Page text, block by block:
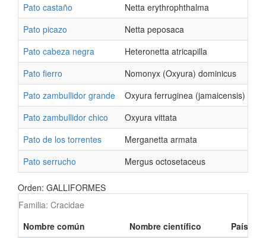
Pato castaño
Netta erythrophthalma
Pato picazo
Netta peposaca
Pato cabeza negra
Heteronetta atricapilla
Pato fierro
Nomonyx (Oxyura) dominicus
Pato zambullidor grande
Oxyura ferruginea (jamaicensis)
Pato zambullidor chico
Oxyura vittata
Pato de los torrentes
Merganetta armata
Pato serrucho
Mergus octosetaceus
Orden: GALLIFORMES
Familia: Cracidae
Nombre común
Nombre científico
Países